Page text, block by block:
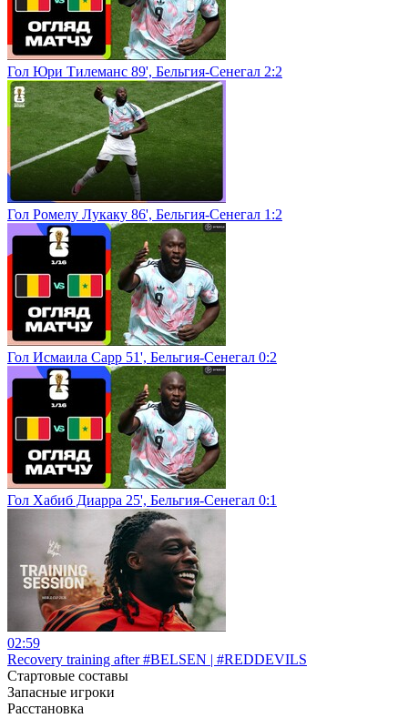
Гол Юри Тилеманс 89', Бельгия-Сенегал 2:2
Гол Ромелу Лукаку 86', Бельгия-Сенегал 1:2
Гол Исмаила Сарр 51', Бельгия-Сенегал 0:2
Гол Хабиб Диарра 25', Бельгия-Сенегал 0:1
02:59
Recovery training after #BELSEN | #REDDEVILS
Стартовые составы
Запасные игроки
Расстановка